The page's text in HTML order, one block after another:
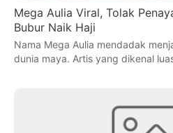
Mega Aulia Viral, Tolak
Bubur Naik Haji
Nama Mega Aulia mendadak
dunia maya. Artis yang dikenal